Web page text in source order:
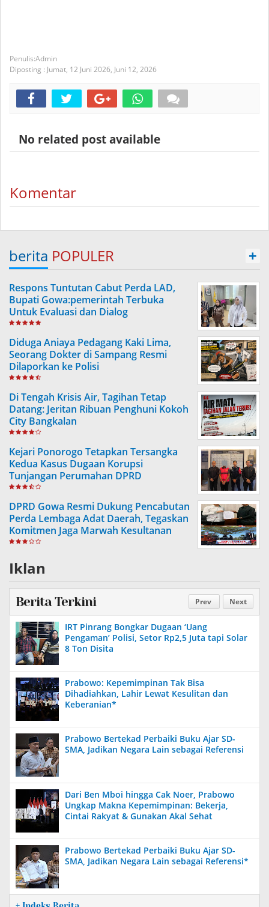
Admin
Diposting : Jumat, 12 Juni 2026, Juni 12, 2026
No related post available
Komentar
berita POPULER +
Respons Tuntutan Cabut Perda LAD,
Bupati Gowa:pemerintah Terbuka
Untuk Evaluasi dan Dialog
Diduga Aniaya Pedagang Kaki Lima,
Seorang Dokter di Sampang Resmi
Dilaporkan ke Polisi
Di Tengah Krisis Air, Tagihan Tetap
Datang: Jeritan Ribuan Penghuni Kokoh
City Bangkalan
Kejari Ponorogo Tetapkan Tersangka
Kedua Kasus Dugaan Korupsi
Tunjangan Perumahan DPRD
DPRD Gowa Resmi Dukung Pencabutan
Perda Lembaga Adat Daerah, Tegaskan
Komitmen Jaga Marwah Kesultanan
Gowa
Iklan
Prev Next
Berita Terkini
IRT Pinrang Bongkar Dugaan ‘Uang
Pengaman’ Polisi, Setor Rp2,5 Juta tapi Solar
8 Ton Disita
Prabowo: Kepemimpinan Tak Bisa
Dihadiahkan, Lahir Lewat Kesulitan dan
Keberanian*
Prabowo Bertekad Perbaiki Buku Ajar SD-
SMA, Jadikan Negara Lain sebagai Referensi
Dari Ben Mboi hingga Cak Noer, Prabowo
Ungkap Makna Kepemimpinan: Bekerja,
Cintai Rakyat & Gunakan Akal Sehat
Prabowo Bertekad Perbaiki Buku Ajar SD-
SMA, Jadikan Negara Lain sebagai Referensi*